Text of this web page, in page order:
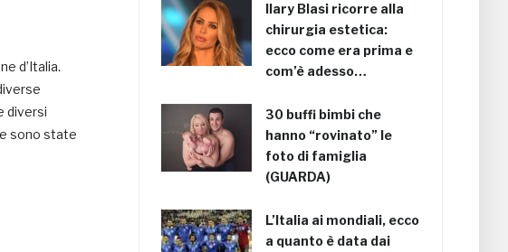
d’Italia.
diversi
sono state
Ilary Blasi ricorre alla
chirurgia estetica:
ecco come era prima e
com’è adesso…
30 buffi bimbi che
hanno “rovinato” le
foto di famiglia
(GUARDA)
L’Italia ai mondiali, ecco
a quanto è data dai